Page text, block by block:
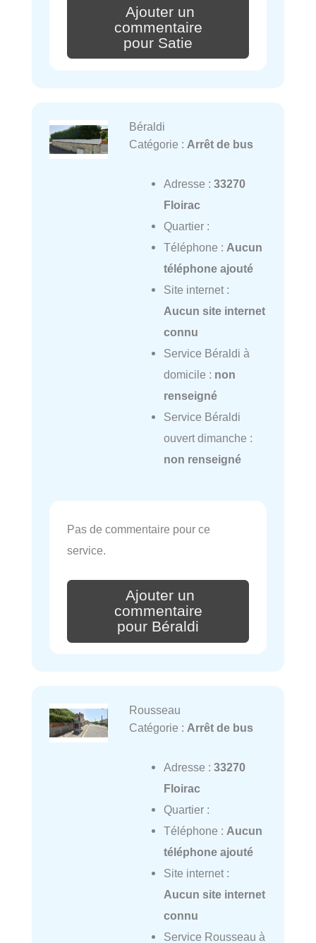
Ajouter un
commentaire
pour Satie
Béraldi
Catégorie : Arrêt de bus
Adresse : 33270
Floirac
Quartier :
Téléphone : Aucun
téléphone ajouté
Site internet :
Aucun site internet
connu
Service Béraldi à
domicile : non
renseigné
Service Béraldi
ouvert dimanche :
non renseigné
Pas de commentaire pour ce
service.
Ajouter un
commentaire
pour Béraldi
Rousseau
Catégorie : Arrêt de bus
Adresse : 33270
Floirac
Quartier :
Téléphone : Aucun
téléphone ajouté
Site internet :
Aucun site internet
connu
Service Rousseau à